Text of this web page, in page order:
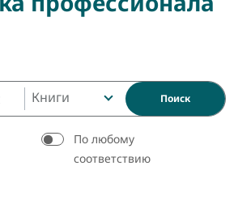
Книги Поиск
По любому
соответствию